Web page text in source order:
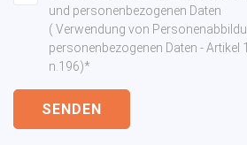
und personenbezogenen Daten
( Verwendung von
personenbezogenen Daten - Artikel
n.196)*
SENDEN